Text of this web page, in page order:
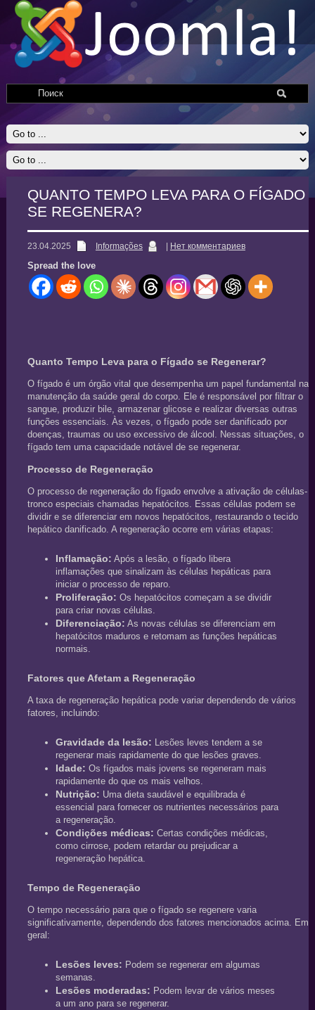
QUANTO TEMPO LEVA PARA O FÍGADO
SE REGENERA?
23.04.2025 Informações Нет комментариев
Spread the love
Quanto Tempo Leva para o Fígado se Regenerar?
O fígado é um órgão vital que desempenha um papel fundamental na
manutenção da saúde geral do corpo. Ele é responsável por filtrar o
sangue, produzir bile, armazenar glicose e realizar diversas outras
funções essenciais. Às vezes, o fígado pode ser danificado por
doenças, traumas ou uso excessivo de álcool. Nessas situações, o
fígado tem uma capacidade notável de se regenerar.
Processo de Regeneração
O processo de regeneração do fígado envolve a ativação de células-
tronco especiais chamadas hepatócitos. Essas células podem se
dividir e se diferenciar em novos hepatócitos, restaurando o tecido
hepático danificado. A regeneração ocorre em várias etapas:
Inflamação: Após a lesão, o fígado libera
inflamações que sinalizam às células hepáticas para
iniciar o processo de reparo.
Proliferação: Os hepatócitos começam a se dividir
para criar novas células.
Diferenciação: As novas células se diferenciam em
hepatócitos maduros e retomam as funções hepáticas
normais.
Fatores que Afetam a Regeneração
A taxa de regeneração hepática pode variar dependendo de vários
fatores, incluindo:
Gravidade da lesão: Lesões leves tendem a se
regenerar mais rapidamente do que lesões graves.
Idade: Os fígados mais jovens se regeneram mais
rapidamente do que os mais velhos.
Nutrição: Uma dieta saudável e equilibrada é
essencial para fornecer os nutrientes necessários para
a regeneração.
Condições médicas: Certas condições médicas,
como cirrose, podem retardar ou prejudicar a
regeneração hepática.
Tempo de Regeneração
O tempo necessário para que o fígado se regenere varia
significativamente, dependendo dos fatores mencionados acima. Em
geral:
Lesões leves: Podem se regenerar em algumas
semanas.
Lesões moderadas: Podem levar de vários meses
a um ano para se regenerar.